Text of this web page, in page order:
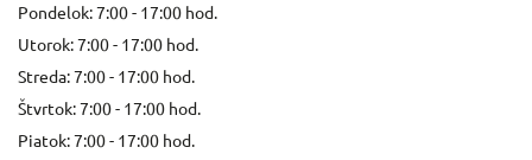
Pondelok: 7:00 - 17:00 hod.
Utorok: 7:00 - 17:00 hod.
Streda: 7:00 - 17:00 hod.
Štvrtok: 7:00 - 17:00 hod.
Piatok: 7:00 - 17:00 hod.